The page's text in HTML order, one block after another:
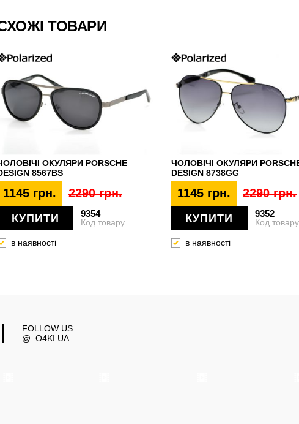
ТОВАРИ
ОКУЛЯРИ PORSCHE
8567BS
1145 грн. 2290 грн.
КУПИТИ 9354
Код товару
в наявності
ЧОЛОВІЧІ ОКУЛЯРИ
DESIGN 8738GG
1145 грн. 2290 грн.
КУПИТИ 9352
Код товару
в наявності
FOLLOW US
@_O4KI.UA_